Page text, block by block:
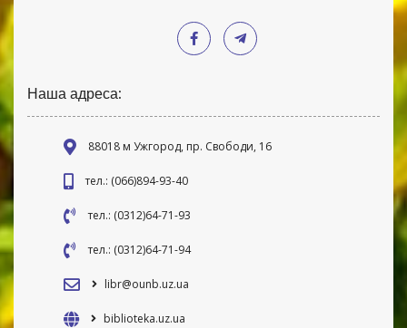
Наша адреса:
88018 м Ужгород, пр. Свободи, 16
тел.: (066)894-93-40
тел.: (0312)64-71-93
тел.: (0312)64-71-94
libr@ounb.uz.ua
biblioteka.uz.ua